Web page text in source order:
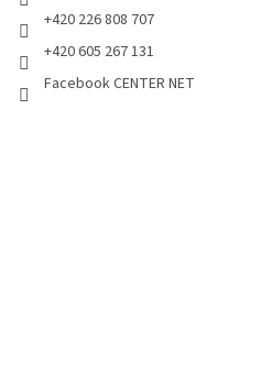
+420 226 808 707
+420 605 267 131
Facebook CENTER NET